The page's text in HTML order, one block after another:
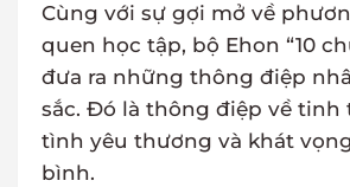
Cùng với sự gợi mở về
quen học tập, bộ Ehon “10
đưa ra những thông điệp
sắc. Đó là thông điệp về tinh
tình yêu thương và khát
bình.